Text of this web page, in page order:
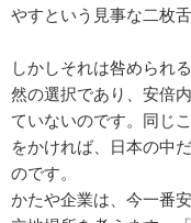
やすという見事な二枚
しかしそれは咎められ
然の選択であり、安倍
ていないのです。同じ
をかければ、日本の中
のです。
かたや企業は、今一番